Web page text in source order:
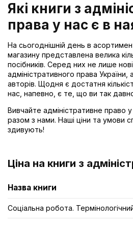
Які книги з
права у нас є в
На сьогоднішній день в
магазину представлена велика
посібників. Серед них не лише
адміністративного права
авторів. Щодня є достатня
нас, напевно, є те, що ви так
Вивчайте адміністративне право
разом з нами. Наші ціни та умови
здивують!
Ціна на книги з
Назва книги
Соціальна робота.